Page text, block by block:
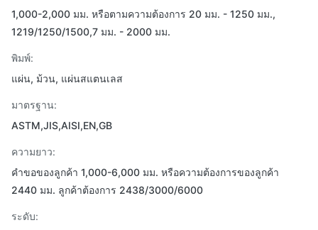
1,000-2,000 มม. หรือตามความต้องการ 20 มม. - 1250 มม.,
1219/1250/1500,7 มม. - 2000 มม.
พิมพ์:
แผ่น, ม้วน, แผ่นสแตนเลส
มาตรฐาน:
ASTM,JIS,AISI,EN,GB
ความยาว:
คำขอของลูกค้า 1,000-6,000 มม. หรือความต้องการของลูกค้า
2440 มม. ลูกค้าต้องการ 2438/3000/6000
ระดับ: